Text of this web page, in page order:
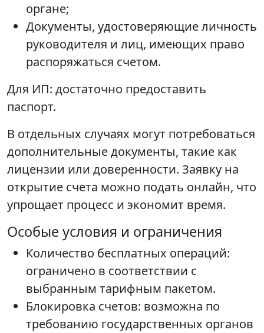
органе;
Документы, удостоверяющие личность
руководителя и лиц, имеющих право
распоряжаться счетом.
Для ИП: достаточно предоставить
паспорт.
В отдельных случаях могут потребоваться
дополнительные документы, такие как
лицензии или доверенности. Заявку на
открытие счета можно подать онлайн, что
упрощает процесс и экономит время.
Особые условия и ограничения
Количество бесплатных операций:
ограничено в соответствии с
выбранным тарифным пакетом.
Блокировка счетов: возможна по
требованию государственных органов